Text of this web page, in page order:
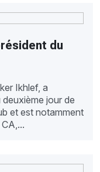
du
Ikhlef, a
jour de
et est notamment